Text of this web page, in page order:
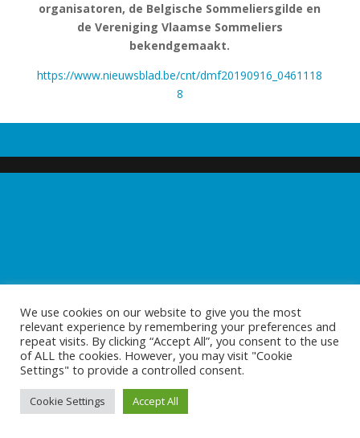
organisatoren, de Belgische Sommeliersgilde en
de Vereniging Vlaamse Sommeliers
bekendgemaakt.
https://www.nieuwsblad.be/cnt/dmf20190916_0461118
8
We use cookies on our website to give you the most
relevant experience by remembering your preferences and
repeat visits. By clicking “Accept All”, you consent to the use
of ALL the cookies. However, you may visit "Cookie
Settings" to provide a controlled consent.
Cookie Settings Accept All